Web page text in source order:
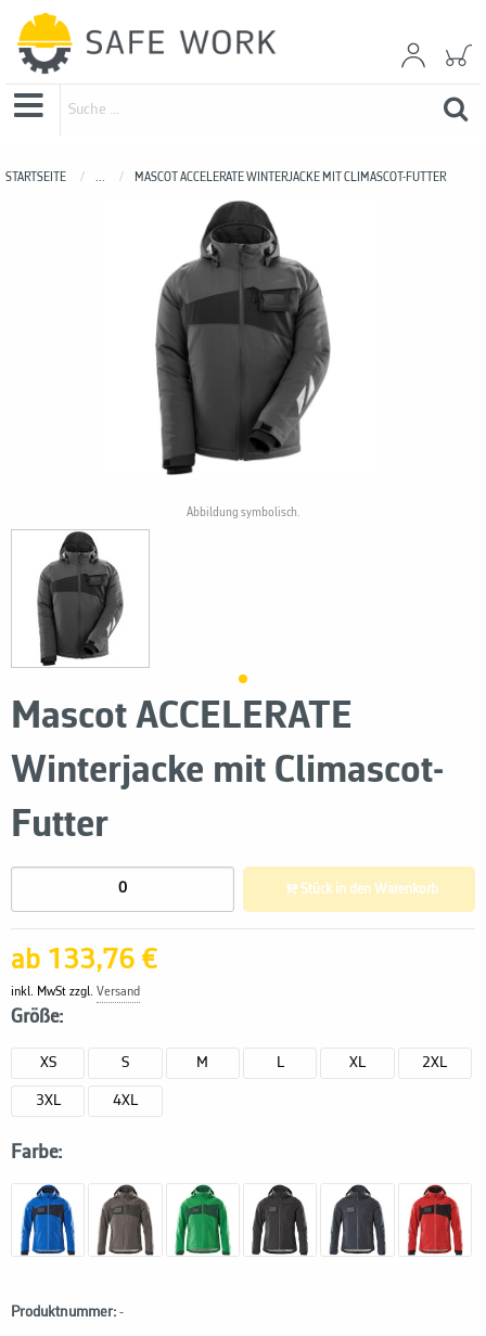
STARTSEITE ... MASCOT ACCELERATE WINTERJACKE MIT CLIMASCOT-FUTTER
Mascot ACCELERATE
Winterjacke mit Climascot-
Futter
Abbildung symbolisch.
ab 133,76 €
inkl. MwSt zzgl. Versand
Größe:
XS S M L XL 2XL
3XL 4XL
Farbe:
Stück in den Warenkorb
Produktnummer: -